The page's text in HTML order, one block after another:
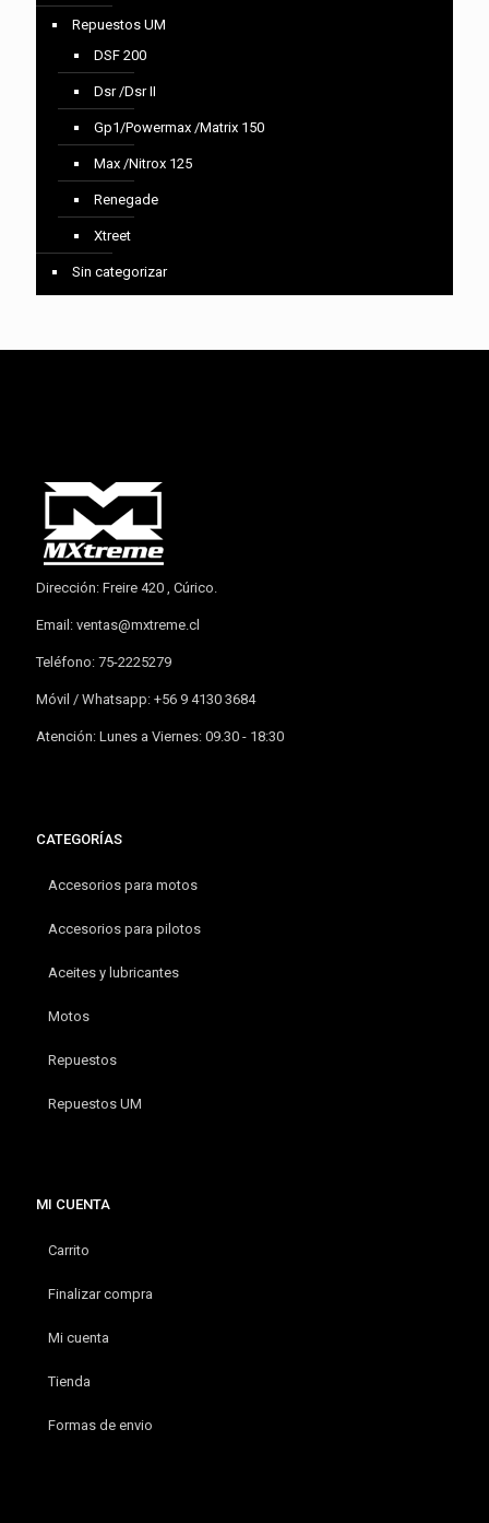
Repuestos UM
DSF 200
Dsr /Dsr II
Gp1/Powermax /Matrix 150
Max /Nitrox 125
Renegade
Xtreet
Sin categorizar
Dirección: Freire 420 , Cúrico.
Email: ventas@mxtreme.cl
Teléfono: 75-2225279
Móvil / Whatsapp: +56 9 4130 3684
Atención: Lunes a Viernes: 09.30 - 18:30
CATEGORÍAS
Accesorios para motos
Accesorios para pilotos
Aceites y lubricantes
Motos
Repuestos
Repuestos UM
MI CUENTA
Carrito
Finalizar compra
Mi cuenta
Tienda
Formas de envio